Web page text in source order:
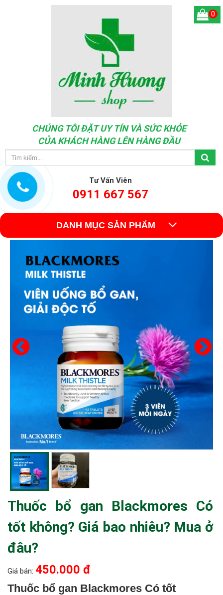
CHÚNG TÔI ĐẶT UY TÍN VÀ SỨC KHỎE
CỦA KHÁCH HÀNG LÊN HÀNG ĐẦU
Tư Vấn Viên
0911 667 567
0
DANH MỤC SẢN PHẨM
Thuốc bổ gan Blackmores Có
tốt không? Giá bao nhiêu? Mua ở
đâu?
Giá bán: 450.000 đ
Thuốc bổ gan Blackmores Có tốt